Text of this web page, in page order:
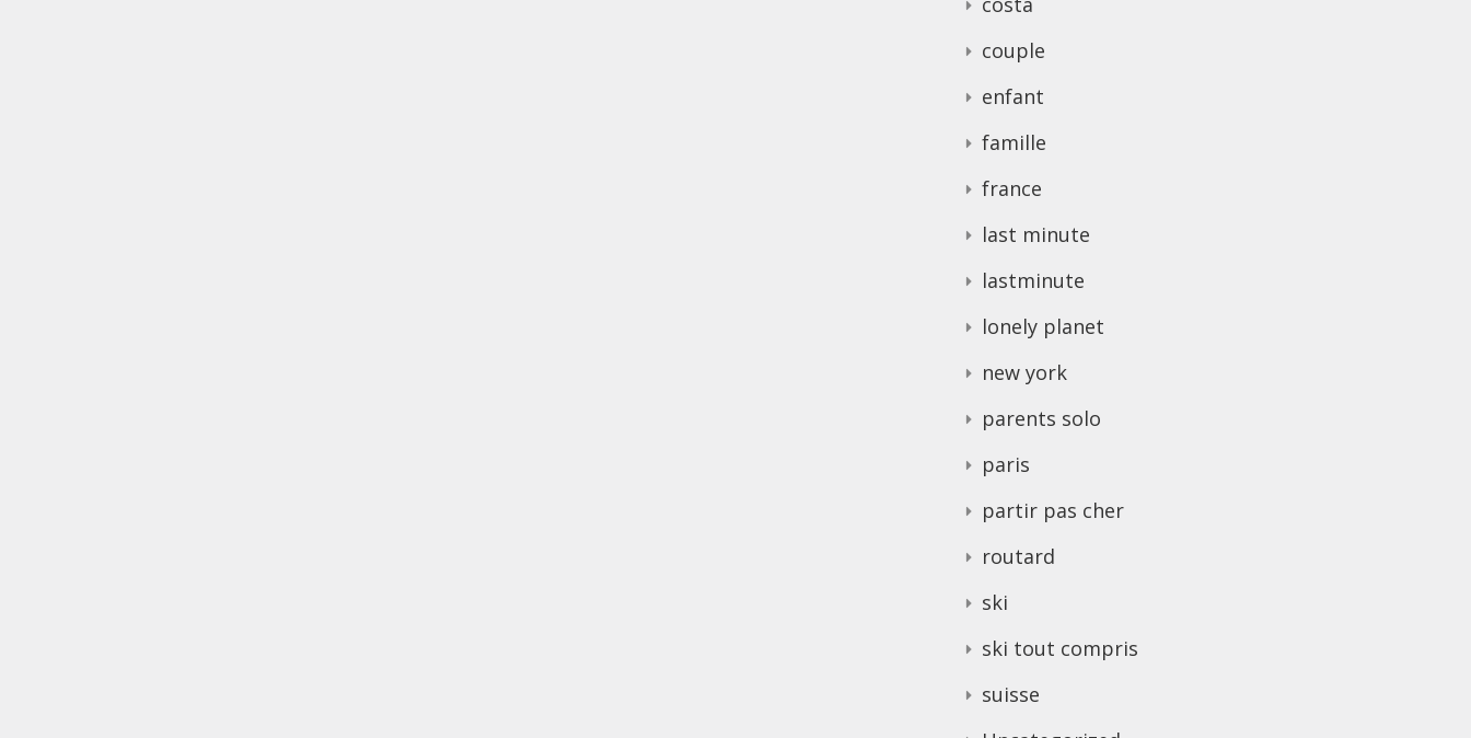
couple
enfant
famille
france
last minute
lastminute
lonely planet
new york
parents solo
paris
partir pas cher
routard
ski
ski tout compris
suisse